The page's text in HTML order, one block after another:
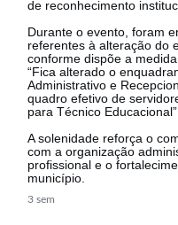
de reconhecimento
Durante o evento, foram
referentes à alteração do
conforme dispõe a
“Fica alterado o
Administrativo e
quadro efetivo de
para Técnico Educacional”.
A solenidade reforça o
com a organização
profissional e o
município.
3 sem